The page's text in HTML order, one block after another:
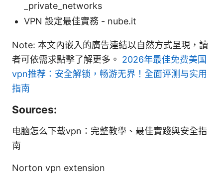
_private_networks
VPN 設定最佳實務 - nube.it
Note: 本文內嵌入的廣告連結以自然方式呈現，讀
者可依需求點擊了解更多。 2026年最佳免费美国
vpn推荐：安全解锁，畅游无界！全面评测与实用
指南
Sources:
电脑怎么下载vpn：完整教學、最佳實踐與安全指
南
Norton vpn extension